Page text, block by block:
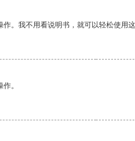
。我不用看说明书，就可以轻松使用这
。